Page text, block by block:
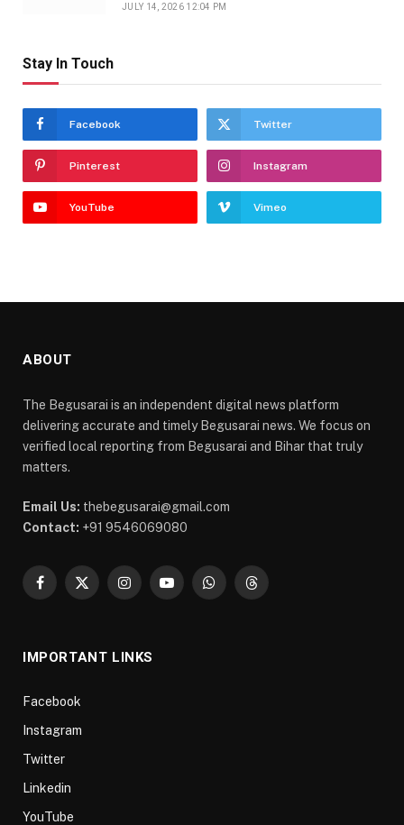
JULY 14, 2026 12:04 PM
Stay In Touch
Facebook Twitter
Pinterest Instagram
YouTube Vimeo
ABOUT
The Begusarai is an independent digital news platform
delivering accurate and timely Begusarai news. We focus on
verified local reporting from Begusarai and Bihar that truly
matters.
Email Us: thebegusarai@gmail.com
Contact: +91 9546069080
Facebook
X
InstagramYouTubeWhatsAppThreads
IMPORTANT LINKS
Facebook
Instagram
Twitter
Linkedin
YouTube